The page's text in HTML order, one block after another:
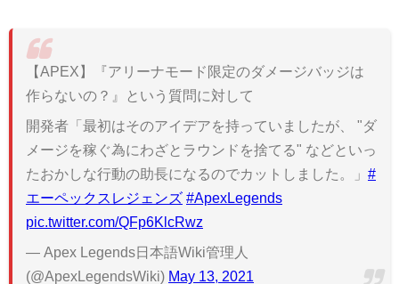
【APEX】『アリーナモード限定のダメージバッジは
作らないの？』という質問に対して
開発者「最初はそのアイデアを持っていましたが、 "ダ
メージを稼ぐ為にわざとラウンドを捨てる" などといっ
たおかしな行動の助長になるのでカットしました。」 #
エーペックスレジェンズ #ApexLegends
pic.twitter.com/QFp6KlcRwz
— Apex Legends日本語Wiki管理人
(@ApexLegendsWiki) May 13, 2021